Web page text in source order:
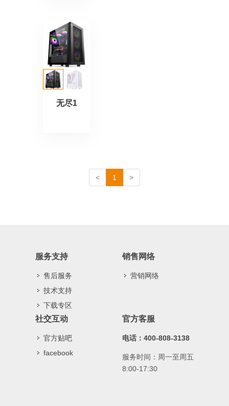
无尽1
< 1 >
服务支持
售后服务
技术支持
下载专区
销售网络
营销网络
社交互动
官方贴吧
facebook
官方客服
电话：400-808-3138
服务时间：周一至周五
8:00-17:30